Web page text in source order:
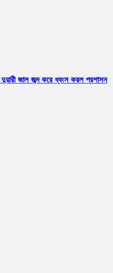
দুয়ারী জাল জব্দ করে ধ্বংস করল প্রশাসন